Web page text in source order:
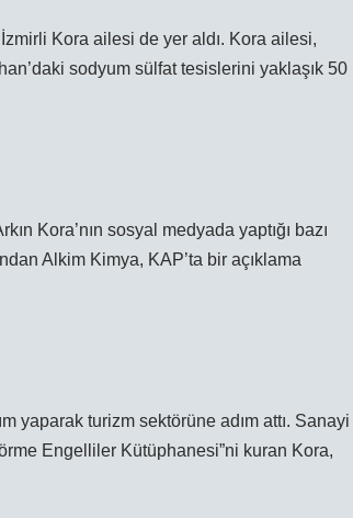
Kora ailesi de yer aldı. Kora ailesi,
sodyum sülfat tesislerini yaklaşık 50
Kora’nın sosyal medyada yaptığı bazı
Alkim Kimya, KAP’ta bir açıklama
yaparak turizm sektörüne adım attı. Sanayi
Engelliler Kütüphanesi”ni kuran Kora,